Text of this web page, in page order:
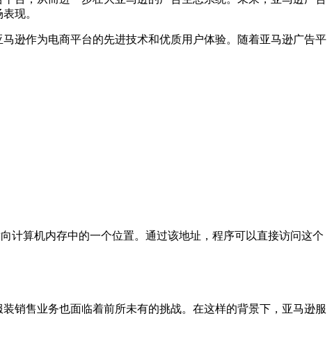
现。
逊作为电商平台的先进技术和优质用户体验。随着亚马逊广告平
计算机内存中的一个位置。通过该地址，程序可以直接访问这个
销售业务也面临着前所未有的挑战。在这样的背景下，亚马逊服